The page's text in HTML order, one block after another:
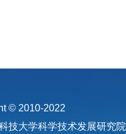
© 2010-2022
技大学科学技术发展研究院